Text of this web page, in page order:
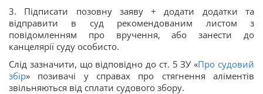
3. Підписати позовну заяву + додати додатки та
відправити в суд рекомендованим листом з
повідомленням про вручення, або занести до
канцелярії суду особисто.
Слід зазначити, що відповідно до ст. 5 ЗУ «Про судовий
збір» позивачі у справах про стягнення аліментів
звільняються від сплати судового збору.